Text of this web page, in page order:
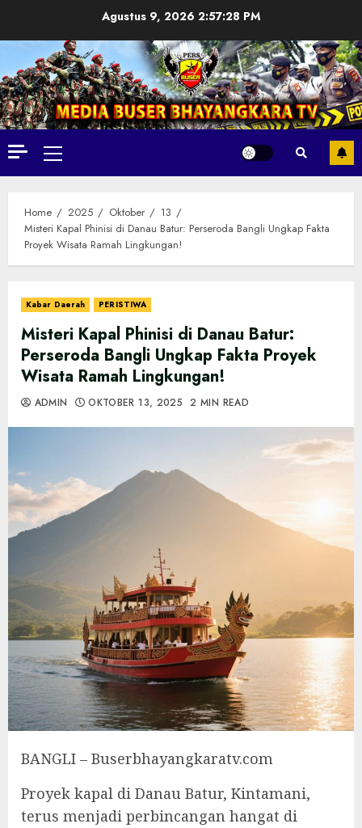
Agustus 9, 2026 2:57:29 PM
Primary
Menu
Home 2025 Oktober
13
Misteri Kapal Phinisi di Danau Batur: Perseroda Bangli Ungkap Fakta
Proyek Wisata Ramah Lingkungan!
Kabar Daerah PERISTIWA
Misteri Kapal Phinisi di Danau Batur:
Perseroda Bangli Ungkap Fakta Proyek
Wisata Ramah Lingkungan!
ADMIN OKTOBER 13, 2025 2 MIN READ
BANGLI – Buserbhayangkaratv.com
Proyek kapal di Danau Batur, Kintamani,
terus menjadi perbincangan hangat di